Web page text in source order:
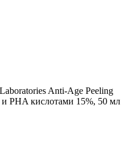
Anti-Age Peeling
PHA кислотами 15%, 50 мл